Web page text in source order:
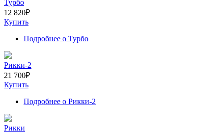
Турбо
12 820₽
Купить
Подробнее о Турбо
Рикки-2
21 700₽
Купить
Подробнее о Рикки-2
Рикки